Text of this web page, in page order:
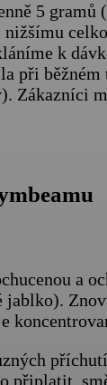
5 gramů
k
při
Zákazníci
a
připlatit,